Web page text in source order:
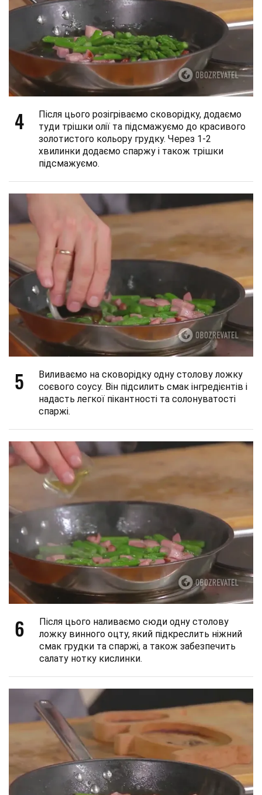
4
Після цього розігріваємо сковорідку, додаємо
туди трішки олії та підсмажуємо до красивого
золотистого кольору грудку. Через 1-2
хвилинки додаємо спаржу і також трішки
підсмажуємо.
5
Виливаємо на сковорідку одну столову ложку
соєвого соусу. Він підсилить смак інгредієнтів і
надасть легкої пікантності та солонуватості
спаржі.
6
Після цього наливаємо сюди одну столову
ложку винного оцту, який підкреслить ніжний
смак грудки та спаржі, а також забезпечить
салату нотку кислинки.